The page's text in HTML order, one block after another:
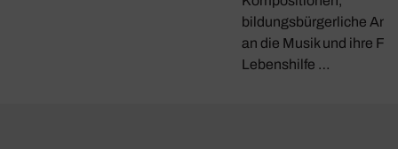
bildungsbürgerliche
an die Musik und ihre
Lebenshilfe …